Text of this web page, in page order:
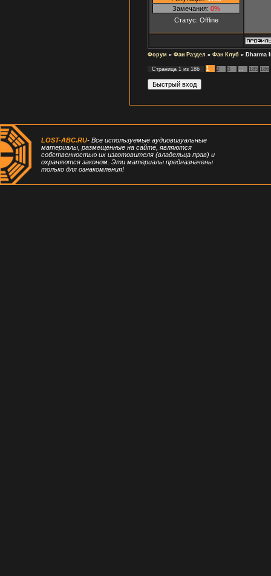
Замечания: 0%
Статус: Offline
Форум » Фан Раздел » Фан Клуб » Dharma
Страница 1 из 186 1 2 3 185 186
LOST-ABC.RU- Все используемые аудиовизуальные
материалы, размещенные на сайте, являются
собственностью их изготовителя (владельца прав) и
охраняются законом. Эти материалы предназначены
только для ознакомления!